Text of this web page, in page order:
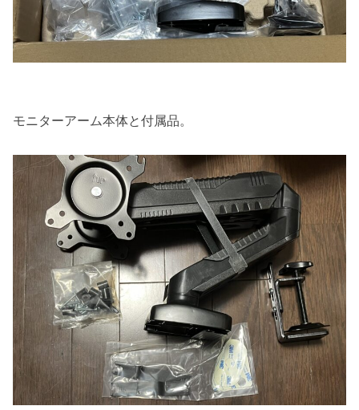
モニターアーム本体と付属品。